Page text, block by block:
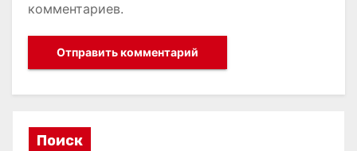
комментариев.
Поиск